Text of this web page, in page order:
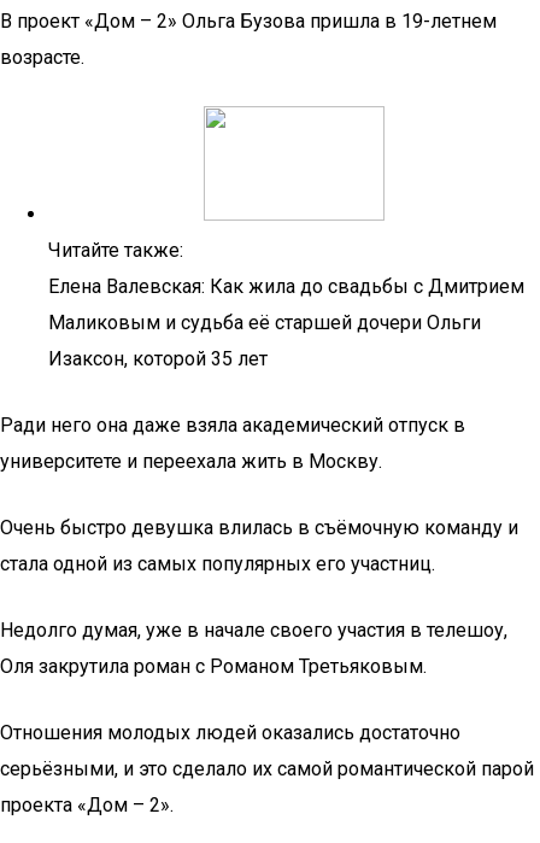
В проект «Дом – 2» Ольга Бузова пришла в 19-летнем
возрасте.
Читайте также:
Елена Валевская: Как жила до свадьбы с Дмитрием
Маликовым и судьба её старшей дочери Ольги
Изаксон, которой 35 лет
Ради него она даже взяла академический отпуск в
университете и переехала жить в Москву.
Очень быстро девушка влилась в съёмочную команду и
стала одной из самых популярных его участниц.
Недолго думая, уже в начале своего участия в телешоу,
Оля закрутила роман с Романом Третьяковым.
Отношения молодых людей оказались достаточно
серьёзными, и это сделало их самой романтической парой
проекта «Дом – 2».